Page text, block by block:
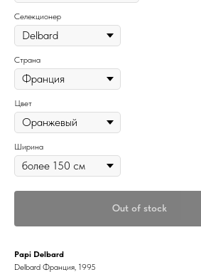
Селекционер
Страна
Цвет
Ширина
Out of stock
Papi Delbard
Delbard Франция, 1995